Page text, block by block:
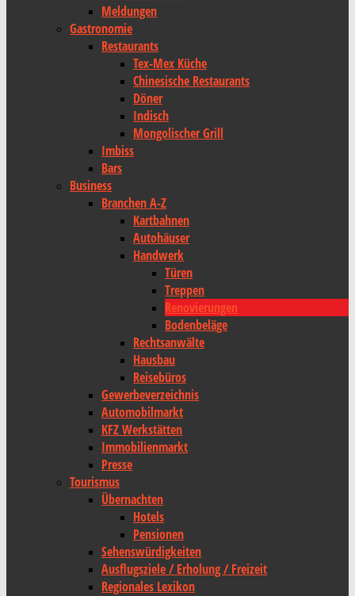
Meldungen
Gastronomie
Restaurants
Tex-Mex Küche
Chinesische Restaurants
Döner
Indisch
Mongolischer Grill
Imbiss
Bars
Business
Branchen A-Z
Kartbahnen
Autohäuser
Handwerk
Türen
Treppen
Renovierungen
Bodenbeläge
Rechtsanwälte
Hausbau
Reisebüros
Gewerbeverzeichnis
Automobilmarkt
KFZ Werkstätten
Immobilienmarkt
Presse
Tourismus
Übernachten
Hotels
Pensionen
Sehenswürdigkeiten
Ausflugsziele / Erholung / Freizeit
Regionales Lexikon